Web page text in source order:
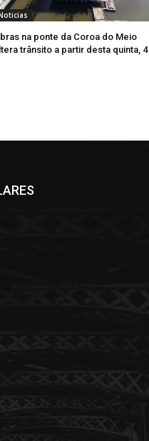
na ponte da Coroa do Meio
trânsito a partir desta quinta, 4